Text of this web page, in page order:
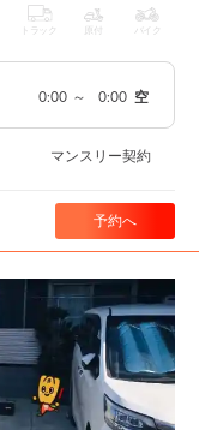
トラック 原付 バイク
0:00 ～ 0:00 空
マンスリー契約
予約へ